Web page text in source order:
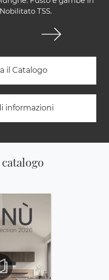
TSS.
il Catalogo
informazioni